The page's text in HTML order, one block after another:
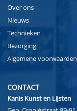
Over ons
Nieuws
Technieken
Bezorging
Algemene voorwaarden
CONTACT
Kanis Kunst en Lijsten